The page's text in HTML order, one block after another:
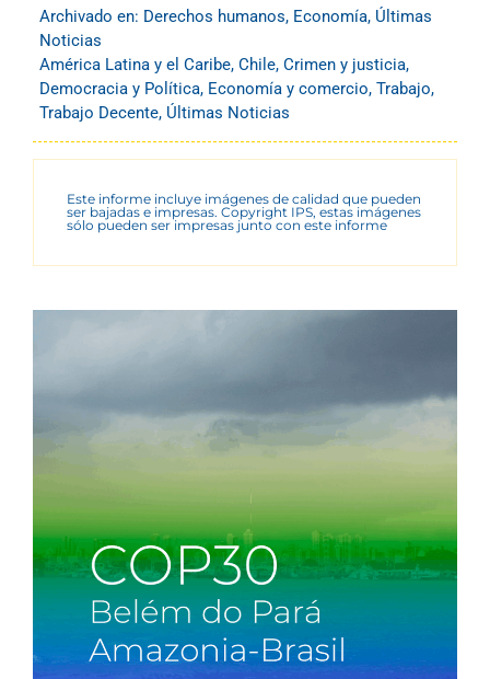
Archivado en: Derechos humanos, Economía, Últimas
Noticias
América Latina y el Caribe, Chile, Crimen y justicia,
Democracia y Política, Economía y comercio, Trabajo,
Trabajo Decente, Últimas Noticias
Este informe incluye imágenes de calidad que pueden
ser bajadas e impresas. Copyright IPS, estas imágenes
sólo pueden ser impresas junto con este informe